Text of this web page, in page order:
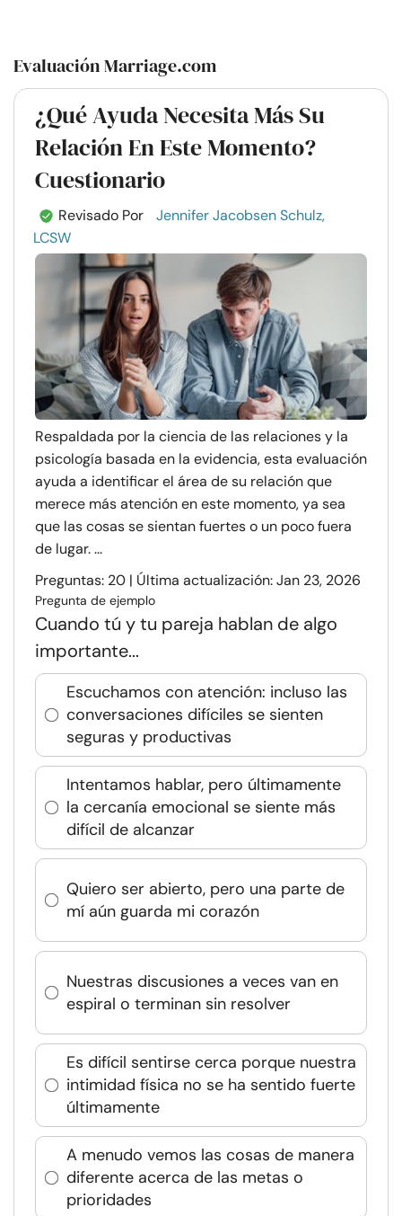
Evaluación Marriage.com
¿Qué Ayuda Necesita Más Su
Relación En Este Momento?
Cuestionario
Revisado Por
Jennifer Jacobsen Schulz,
LCSW
Respaldada por la ciencia de las relaciones y la
psicología basada en la evidencia, esta evaluación
ayuda a identificar el área de su relación que
merece más atención en este momento, ya sea
que las cosas se sientan fuertes o un poco fuera
de lugar. ...
Preguntas: 20 | Última actualización: Jan 23, 2026
Pregunta de ejemplo
Cuando tú y tu pareja hablan de algo
importante...
Escuchamos con atención: incluso las
conversaciones difíciles se sienten
seguras y productivas
Intentamos hablar, pero últimamente
la cercanía emocional se siente más
difícil de alcanzar
Quiero ser abierto, pero una parte de
mí aún guarda mi corazón
Nuestras discusiones a veces van en
espiral o terminan sin resolver
Es difícil sentirse cerca porque nuestra
intimidad física no se ha sentido fuerte
últimamente
A menudo vemos las cosas de manera
diferente acerca de las metas o
prioridades